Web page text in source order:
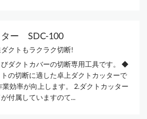
ター SDC-100
クトもラクラク切断!
ダクトカバーの切断専用工具です。 ◆
の切断に適した卓上ダクトカッターで
効率が向上します。 2.ダクトカッター
付属していますのて...